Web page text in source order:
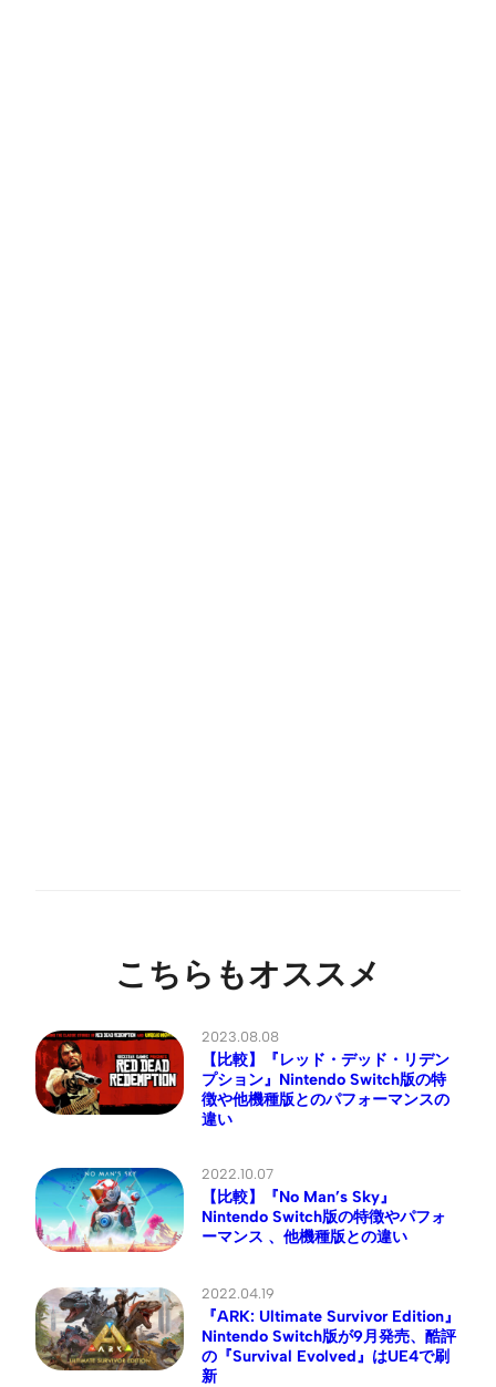
こちらもオススメ
2023.08.08
【比較】『レッド・デッド・リデン
プション』Nintendo Switch版の特
徴や他機種版とのパフォーマンスの
違い
2022.10.07
【比較】『No Man’s Sky』
Nintendo Switch版の特徴やパフォ
ーマンス 、他機種版との違い
2022.04.19
『ARK: Ultimate Survivor Edition』
Nintendo Switch版が9月発売、酷評
の『Survival Evolved』はUE4で刷
新